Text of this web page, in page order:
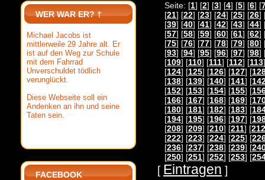
Seite: [1] [2] [3] [4] [5] [6] [
[21] [22] [23] [24] [25] [26]
[39] [40] [41] [42] [43] [44]
[57] [58] [59] [60] [61] [62]
[75] [76] [77] [78] [79] [80]
[93] [94] [95] [96] [97] [98]
[109] [110] [111] [112] [113
[124] [125] [126] [127] [
[138] [139] [140] [141] [
[152] [153] [154] [155] [
[166] [167] [168] [169] [
[180] [181] [182] [183] [
[194] [195] [196] [197] [
[208] [209] [210] [211] [212
[222] [223] [224] [225] [
[236] [237] [238] [239] [
[250] [251] [252] [253] [
[ Eintragen ]
WER WAR ER? †
Michael Jacobs ist
mittlerweile 29 Jahre alt. Er
ist auf den Weg zur Schule
mit dem Fahrrad
Unverschuldet tödlich
verunglückt.
Diese Webseite soll ein
Andenken an ihn und seine
Taten sein.
FACEBOOK